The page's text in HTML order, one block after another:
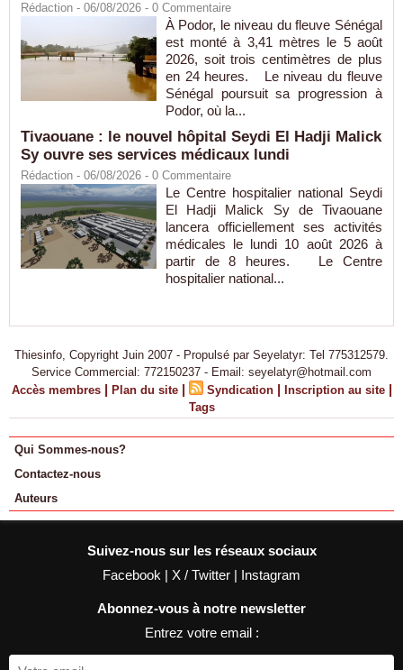
Rédaction - 06/08/2026 - 0 Commentaire
À Podor, le niveau du fleuve Sénégal
est monté à 3,41 mètres le 5 août
2026, soit trois centimètres de plus
en 24 heures. Le niveau du fleuve
Sénégal poursuit sa progression à
Podor, où la...
Tivaouane : le nouvel hôpital Seydi El Hadji Malick
Sy ouvre ses services médicaux lundi
Rédaction - 06/08/2026 - 0 Commentaire
Le Centre hospitalier national Seydi
El Hadji Malick Sy de Tivaouane
lancera officiellement ses activités
médicales le lundi 10 août 2026 à
partir de 8 heures. Le Centre
hospitalier national...
Thiesinfo, Copyright Juin 2007 - Propulsé par Seyelatyr: Tel 775312579.
Service Commercial: 772150237 - Email: seyelatyr@hotmail.com
Accès membres | Plan du site | Syndication | Inscription au site |
Tags
Qui Sommes-nous?
Contactez-nous
Auteurs
Suivez-nous sur les réseaux sociaux
Facebook | X / Twitter | Instagram
Abonnez-vous à notre newsletter
Entrez votre email :